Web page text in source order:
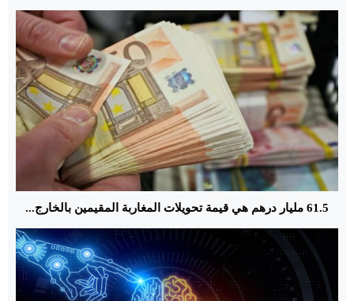
61.5 مليار درهم هي قيمة تحويلات المغاربة المقيمين بالخارج...